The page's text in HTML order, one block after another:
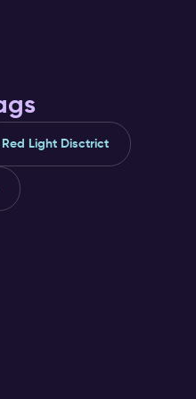
is always
Red Light Disctrict